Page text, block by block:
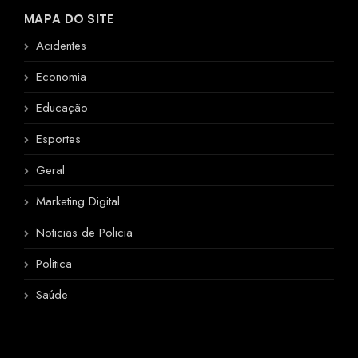
MAPA DO SITE
Acidentes
Economia
Educação
Esportes
Geral
Marketing Digital
Noticias de Policia
Politica
Saúde